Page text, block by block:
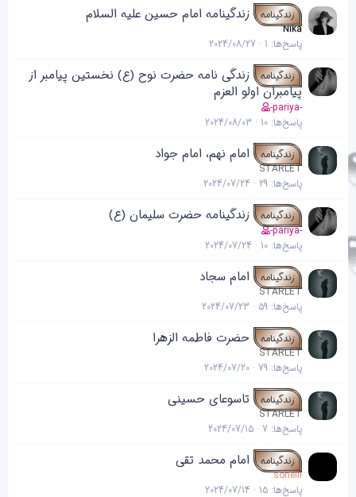
زندگینامه زندگینامه امام حسین علیه السلام
'Nika
پاسخ‌ها 1
2024/08/27
زندگینامه
زندگی نامه حضرت نوح (ع) نخستین پیامبر از
پیامبران اولو العزم
-pariya-
پاسخ‌ها 10
2024/08/03
زندگینامه امام نهم، امام جواد
STARLET
پاسخ‌ها 29
2024/07/24
زندگینامه زندگینامه حضرت سلیمان (ع)
-pariya-
پاسخ‌ها 10
2024/07/24
زندگینامه امام سجاد
STARLET
پاسخ‌ها 59
2024/07/23
زندگینامه حضرت فاطمه الزهرا
STARLET
پاسخ‌ها 79
2024/07/20
زندگینامه تاسوعای حسینی
STARLET
پاسخ‌ها 7
2024/07/15
زندگینامه امام محمد تقی
soheill
پاسخ‌ها 15
2024/07/14